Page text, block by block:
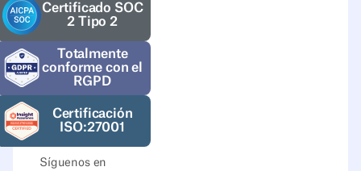
Certificado SOC
2 Tipo 2
Totalmente
conforme con el
RGPD
Certificación
ISO:27001
Síguenos en